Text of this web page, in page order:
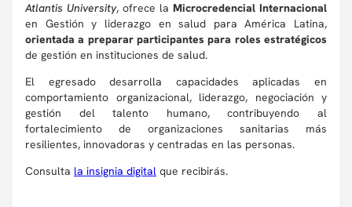
Atlantis University, ofrece la Microcredencial Internacional
en Gestión y liderazgo en salud para América Latina,
orientada a preparar participantes para roles estratégicos
de gestión en instituciones de salud.
El egresado desarrolla capacidades aplicadas en
comportamiento organizacional, liderazgo, negociación y
gestión del talento humano, contribuyendo al
fortalecimiento de organizaciones sanitarias más
resilientes, innovadoras y centradas en las personas.
Consulta la insignia digital que recibirás.